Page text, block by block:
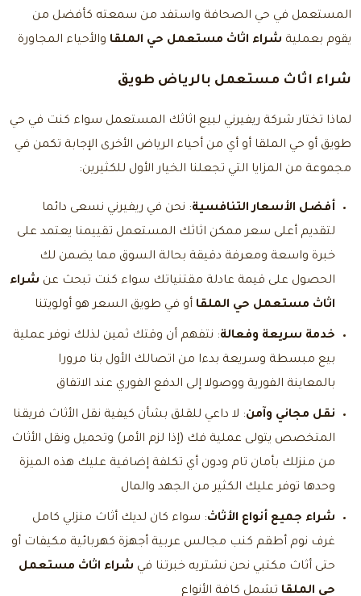
المستعمل في حي الصحافة واستفد من سمعته كأفضل من
يقوم بعملية شراء اثاث مستعمل حي الملقا والأحياء المجاورة
شراء اثاث مستعمل بالرياض طويق
لماذا تختار شركة ريفيرني لبيع اثاثك المستعمل سواء كنت في حي
طويق أو حي الملقا أو أي من أحياء الرياض الأخرى الإجابة تكمن في
مجموعة من المزايا التي تجعلنا الخيار الأول للكثيرين:
أفضل الأسعار التنافسية: نحن في ريفيرني نسعى دائما
لتقديم أعلى سعر ممكن اثاثك المستعمل تقييمنا يعتمد على
خبرة واسعة ومعرفة دقيقة بحالة السوق مما يضمن لك
الحصول على قيمة عادلة مقتنياتك سواء كنت تبحث عن شراء
اثاث مستعمل حي الملقا أو في طويق السعر هو أولويتنا
خدمة سريعة وفعالة: نتفهم أن وقتك ثمين لذلك نوفر عملية
بيع مبسطة وسريعة بدءا من اتصالك الأول بنا مرورا
بالمعاينة الفورية ووصولا إلى الدفع الفوري عند الاتفاق
نقل مجاني وآمن: لا داعي للقلق بشأن كيفية نقل الأثاث فريقنا
المتخصص يتولى عملية فك (إذا لزم الأمر) وتحميل ونقل الأثاث
من منزلك بأمان تام ودون أي تكلفة إضافية عليك هذه الميزة
وحدها توفر عليك الكثير من الجهد والمال
شراء جميع أنواع الأثاث: سواء كان لديك أثاث منزلي كامل
غرف نوم أطقم كنب مجالس عربية أجهزة كهربائية مكيفات أو
حتى أثاث مكتبي نحن نشتريه خبرتنا في شراء اثاث مستعمل
حي الملقا تشمل كافة الأنواع